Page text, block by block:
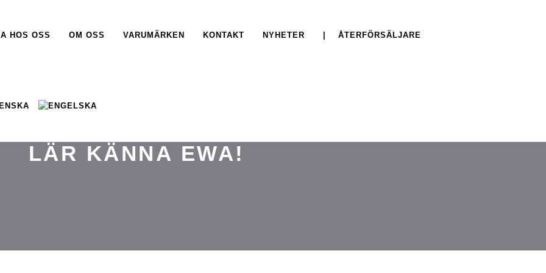
HOS OSS OM OSS VARUMÄRKEN KONTAKT NYHETER | ÅTERFÖRSÄLJARE
LÄR KÄNNA EWA!